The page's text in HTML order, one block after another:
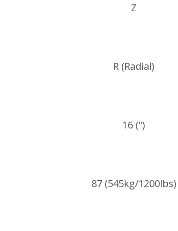
Z
R (Radial)
16 (")
87 (545kg/1200lbs)